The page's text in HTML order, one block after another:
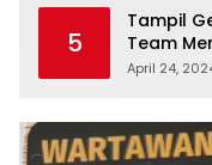
5
Tampil
Team
April 24,